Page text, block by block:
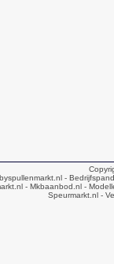
-
- Mkbaanbod.nl -
Speurmarkt.nl -